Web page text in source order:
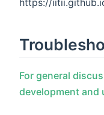
https://
For general
development and